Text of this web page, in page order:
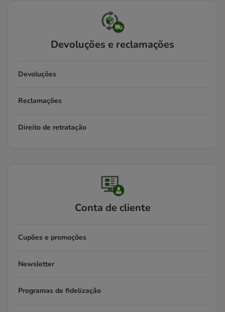
Devoluções e reclamações
Devoluções
Reclamações
Direito de retratação
Conta de cliente
Cupões e promoções
Newsletter
Programas de fidelização